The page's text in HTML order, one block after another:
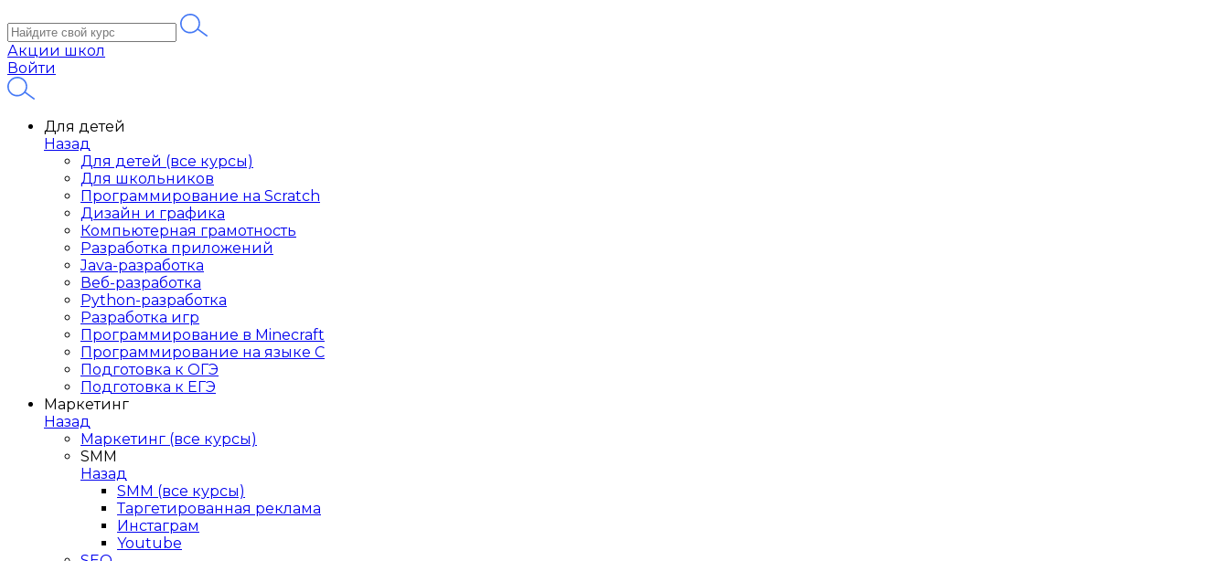
Акции школ
Войти
Для детей
Назад
Для детей (все курсы)
Для школьников
Программирование на Scratch
Дизайн и графика
Компьютерная грамотность
Разработка приложений
Java-разработка
Веб-разработка
Python-разработка
Разработка игр
Программирование в Minecraft
Программирование на языке C
Подготовка к ОГЭ
Подготовка к ЕГЭ
Маркетинг
Назад
Маркетинг (все курсы)
SMM
Назад
SMM (все курсы)
Таргетированная реклама
Инстаграм
Youtube